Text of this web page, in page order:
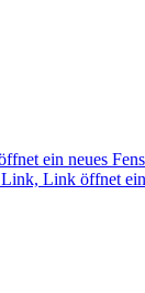
ein neues
Link öffnet ein